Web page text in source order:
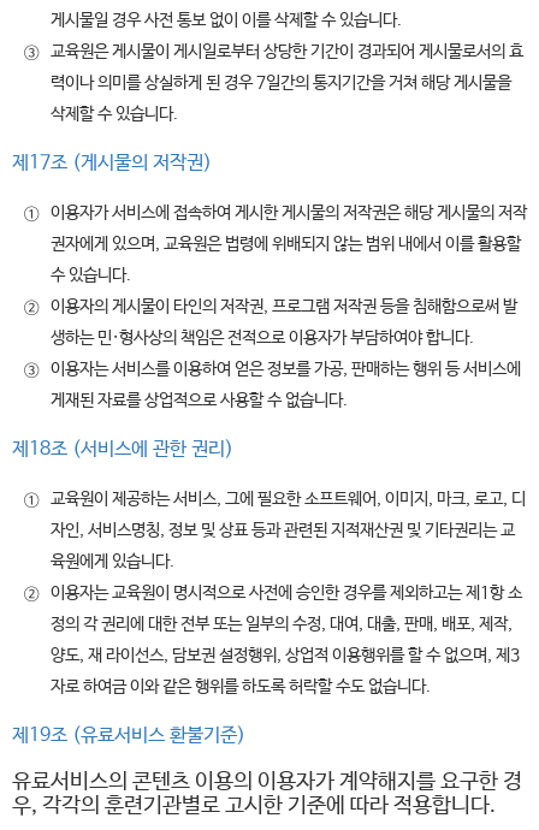
게시물일 경우 사전 통보 없이 이를 삭제할 수 있습니다.
③
교육원은 게시물이 게시일로부터 상당한 기간이 경과되어 게시물로서의 효
력이나 의미를 상실하게 된 경우 7일간의 통지기간을 거쳐 해당 게시물을
삭제할 수 있습니다.
제17조 (게시물의 저작권)
①
이용자가 서비스에 접속하여 게시한 게시물의 저작권은 해당 게시물의 저작
권자에게 있으며, 교육원은 법령에 위배되지 않는 범위 내에서 이를 활용할
수 있습니다.
②
이용자의 게시물이 타인의 저작권, 프로그램 저작권 등을 침해함으로써 발
생하는 민·형사상의 책임은 전적으로 이용자가 부담하여야 합니다.
③
이용자는 서비스를 이용하여 얻은 정보를 가공, 판매하는 행위 등 서비스에
게재된 자료를 상업적으로 사용할 수 없습니다.
제18조 (서비스에 관한 권리)
①
교육원이 제공하는 서비스, 그에 필요한 소프트웨어, 이미지, 마크, 로고, 디
자인, 서비스명칭, 정보 및 상표 등과 관련된 지적재산권 및 기타권리는 교
육원에게 있습니다.
②
이용자는 교육원이 명시적으로 사전에 승인한 경우를 제외하고는 제1항 소
정의 각 권리에 대한 전부 또는 일부의 수정, 대여, 대출, 판매, 배포, 제작,
양도, 재 라이선스, 담보권 설정행위, 상업적 이용행위를 할 수 없으며, 제3
자로 하여금 이와 같은 행위를 하도록 허락할 수도 없습니다.
제19조 (유료서비스 환불기준)
유료서비스의 콘텐츠 이용의 이용자가 계약해지를 요구한 경
우, 각각의 훈련기관별로 고시한 기준에 따라 적용합니다.